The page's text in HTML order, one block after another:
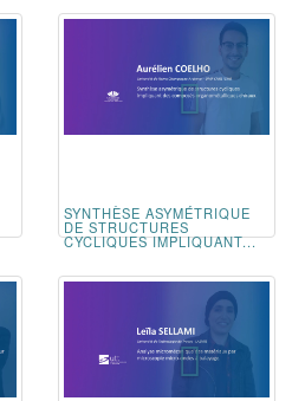
SYNTHÈSE ASYMÉTRIQUE
DE STRUCTURES
CYCLIQUES IMPLIQUANT...